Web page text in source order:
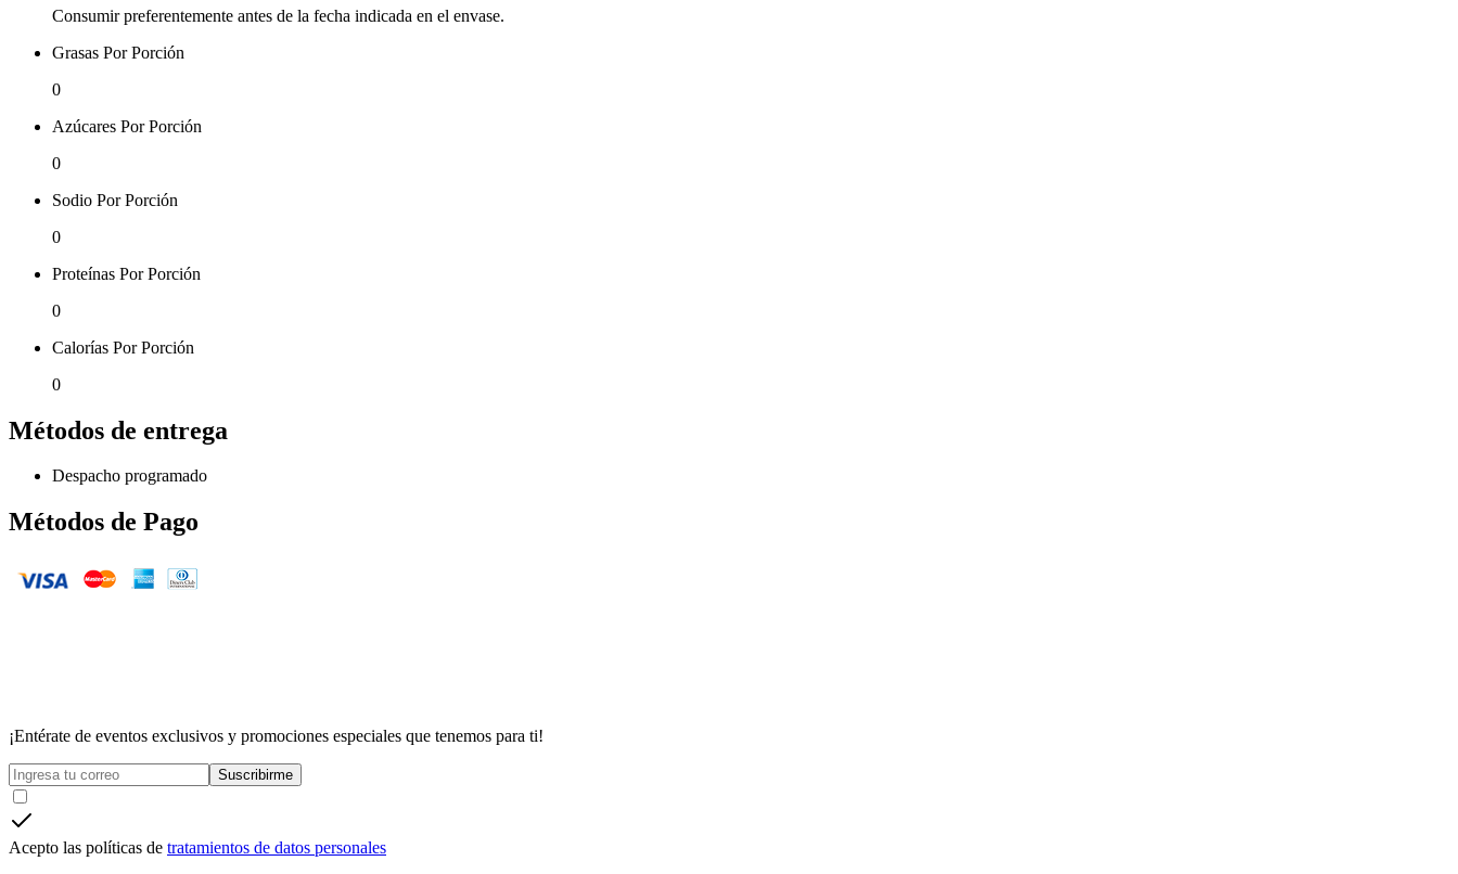
Consumir preferentemente antes de la fecha indicada en el envase.
Grasas Por Porción
0
Azúcares Por Porción
0
Sodio Por Porción
0
Proteínas Por Porción
0
Calorías Por Porción
0
Métodos de entrega
Despacho programado
Métodos de Pago
¡Entérate de eventos exclusivos y promociones especiales que tenemos para ti!
Suscribirme
Acepto las políticas de tratamientos de datos personales